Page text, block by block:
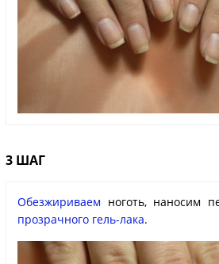
3 ШАГ
Обезжириваем ноготь, наносим
прозрачного гель-лака.